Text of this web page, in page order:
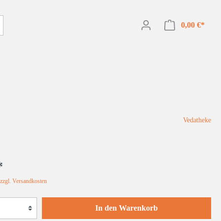
0,00 €*
WEISSES GOLD Bio Knoblauchsalz
Vedatheke
Versandkosten
In den Warenkorb